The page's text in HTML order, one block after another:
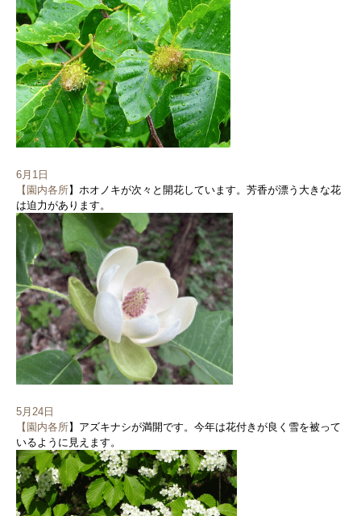
6月1日
【園内各所】ホオノキが次々と開花しています。芳香が漂う大きな花
は迫力があります。
5月24日
【園内各所】アズキナシが満開です。今年は花付きが良く雪を被って
いるように見えます。